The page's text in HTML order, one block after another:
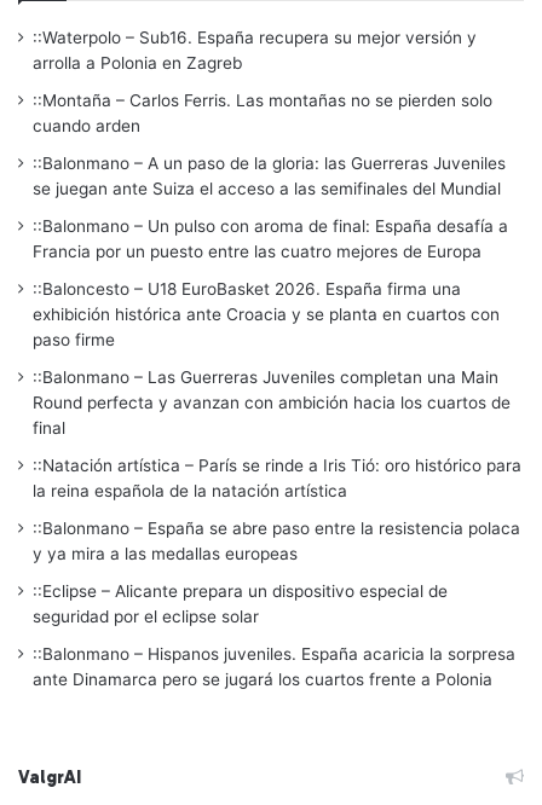
::Waterpolo – Sub16. España recupera su mejor versión y
arrolla a Polonia en Zagreb
::Montaña – Carlos Ferris. Las montañas no se pierden solo
cuando arden
::Balonmano – A un paso de la gloria: las Guerreras Juveniles
se juegan ante Suiza el acceso a las semifinales del Mundial
::Balonmano – Un pulso con aroma de final: España desafía a
Francia por un puesto entre las cuatro mejores de Europa
::Baloncesto – U18 EuroBasket 2026. España firma una
exhibición histórica ante Croacia y se planta en cuartos con
paso firme
::Balonmano – Las Guerreras Juveniles completan una Main
Round perfecta y avanzan con ambición hacia los cuartos de
final
::Natación artística – París se rinde a Iris Tió: oro histórico para
la reina española de la natación artística
::Balonmano – España se abre paso entre la resistencia polaca
y ya mira a las medallas europeas
::Eclipse – Alicante prepara un dispositivo especial de
seguridad por el eclipse solar
::Balonmano – Hispanos juveniles. España acaricia la sorpresa
ante Dinamarca pero se jugará los cuartos frente a Polonia
ValgrAI